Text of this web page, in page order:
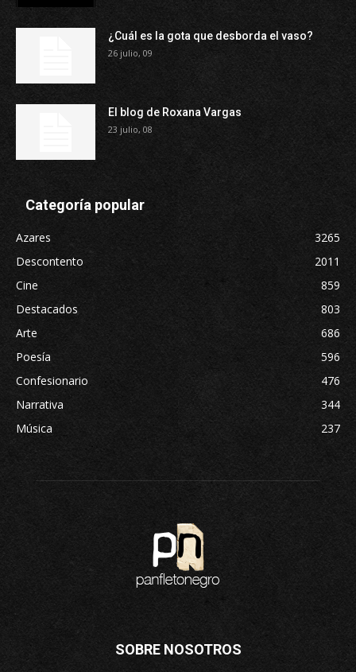
¿Cuál es la gota que desborda el vaso?
26 julio, 09
El blog de Roxana Vargas
23 julio, 08
Categoría popular
Azares
3265
Descontento
2011
Cine
859
Destacados
803
Arte
686
Poesía
596
Confesionario
476
Narrativa
344
Música
237
SOBRE NOSOTROS